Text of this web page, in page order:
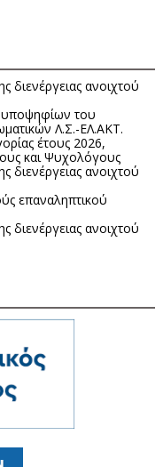
διενέργειας ανοιχτού
υποψηφίων του
Λ.Σ.-ΕΛ.ΑΚΤ.
έτους 2026,
και Ψυχολόγους
διενέργειας ανοιχτού
επαναληπτικού
διενέργειας ανοιχτού